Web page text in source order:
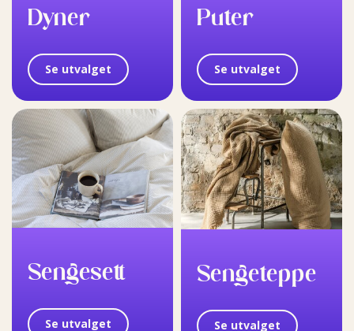
Dyner
Se utvalget
Puter
Se utvalget
Sengesett
Se utvalget
Sengeteppe
Se utvalget